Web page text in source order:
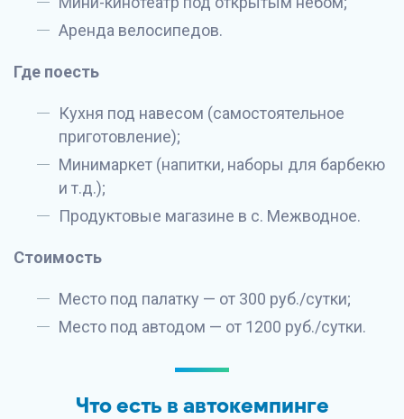
Аренда велосипедов.
Где поесть
Кухня под навесом (самостоятельное
приготовление);
Минимаркет (напитки, наборы для барбекю
и т.д.);
Продуктовые магазине в с. Межводное.
Стоимость
Место под палатку — от 300 руб./сутки;
Место под автодом — от 1200 руб./сутки.
Что есть в автокемпинге